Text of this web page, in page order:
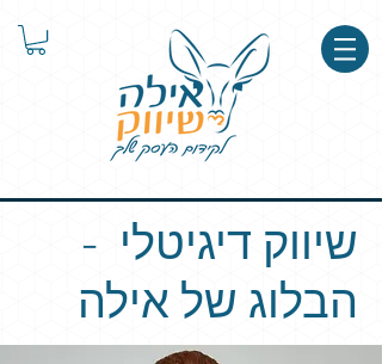
הבלוג של אילה